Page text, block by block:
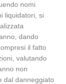
nomi
liquidatori, si
dando
il fatto
valutando
non
dal danneggiato